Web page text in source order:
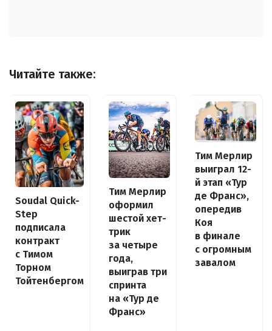
Читайте также:
Soudal Quick-
Step
подписала
контракт
с Тимом
Торном
Тойтенбергом
Тим Мерлир
оформил
шестой хет-
трик
за четыре
года,
выиграв три
спринта
на «Тур де
Франс»
Тим Мерлир
выиграл 12-
й этап «Тур
де Франс»,
опередив
Коя
в финале
с огромным
завалом